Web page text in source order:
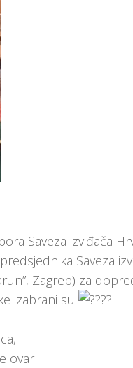
Saveza izviđača
Saveza
Zagreb) za
izabrani su
: